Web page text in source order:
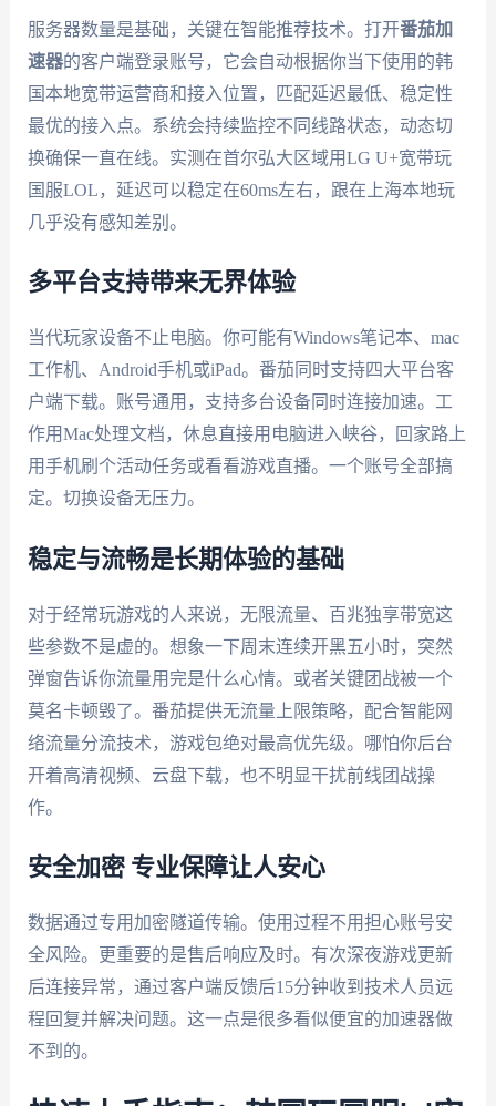
服务器数量是基础，关键在智能推荐技术。打开番茄加
速器的客户端登录账号，它会自动根据你当下使用的韩
国本地宽带运营商和接入位置，匹配延迟最低、稳定性
最优的接入点。系统会持续监控不同线路状态，动态切
换确保一直在线。实测在首尔弘大区域用LG U+宽带玩
国服LOL，延迟可以稳定在60ms左右，跟在上海本地玩
几乎没有感知差别。
多平台支持带来无界体验
当代玩家设备不止电脑。你可能有Windows笔记本、mac
工作机、Android手机或iPad。番茄同时支持四大平台客
户端下载。账号通用，支持多台设备同时连接加速。工
作用Mac处理文档，休息直接用电脑进入峡谷，回家路上
用手机刷个活动任务或看看游戏直播。一个账号全部搞
定。切换设备无压力。
稳定与流畅是长期体验的基础
对于经常玩游戏的人来说，无限流量、百兆独享带宽这
些参数不是虚的。想象一下周末连续开黑五小时，突然
弹窗告诉你流量用完是什么心情。或者关键团战被一个
莫名卡顿毁了。番茄提供无流量上限策略，配合智能网
络流量分流技术，游戏包绝对最高优先级。哪怕你后台
开着高清视频、云盘下载，也不明显干扰前线团战操
作。
安全加密 专业保障让人安心
数据通过专用加密隧道传输。使用过程不用担心账号安
全风险。更重要的是售后响应及时。有次深夜游戏更新
后连接异常，通过客户端反馈后15分钟收到技术人员远
程回复并解决问题。这一点是很多看似便宜的加速器做
不到的。